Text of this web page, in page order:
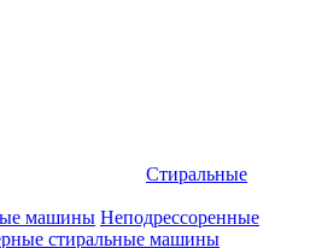
Стиральные
машины Неподрессоренные
стиральные машины